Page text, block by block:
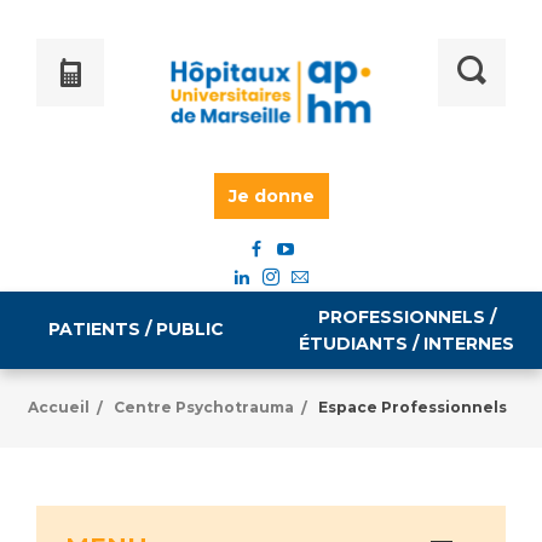
Je donne
PATIENTS / PUBLIC
Accès à votre dossier médical
PROFESSIONNELS /
ÉTUDIANTS / INTERNES
Emploi / formation
Accueil / Centre Psychotrauma / Espace Professionnels